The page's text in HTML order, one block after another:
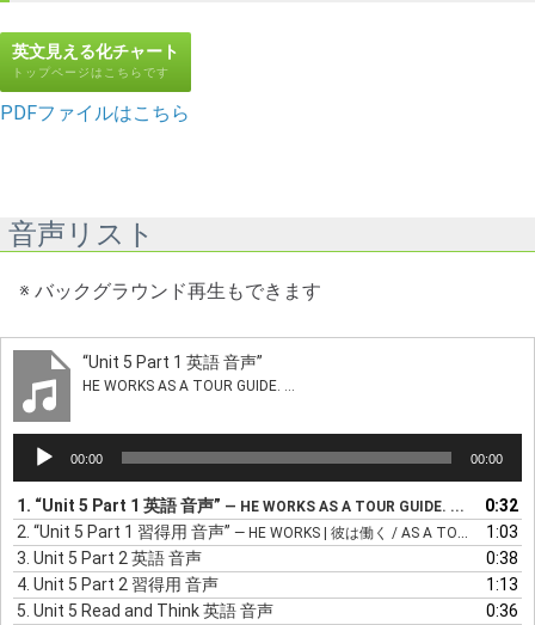
英文見える化チャート
トップページはこちらです
PDFファイルはこちら
音声リスト
※ バックグラウンド再生もできます
“Unit 5 Part 1 英語 音声”
HE WORKS AS A TOUR GUIDE. ...
プ
レ
ー
ヤ
ー
00:00 00:00
1. “Unit 5 Part 1 英語 音声” — HE WORKS AS A TOUR GUIDE. ...
0:32
2. “Unit 5 Part 1 習得用 音声” — HE WORKS | 彼は働く / AS A TOUR GUIDE. | ツアーガイドとして ...
1:03
3. Unit 5 Part 2 英語 音声
0:38
4. Unit 5 Part 2 習得用 音声
1:13
5. Unit 5 Read and Think 英語 音声
0:36